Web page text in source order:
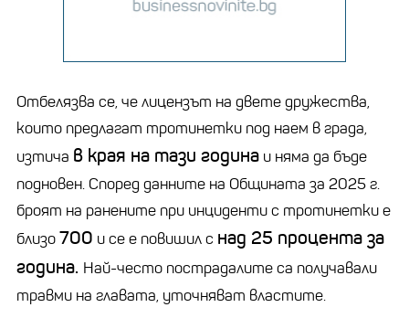
Отбелязва се, че лицензът на двете дружества,
които предлагат тротинетки под наем в града,
изтича в края на тази година и няма да бъде
подновен. Според данните на Общината за 2025 г.
броят на ранените при инциденти с тротинетки е
близо700 и се е повишил с над 25 процента за
година. Най-често пострадалите са получавали
травми на главата, уточняват властите.